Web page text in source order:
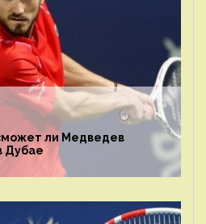
ли Медведев
Дубае